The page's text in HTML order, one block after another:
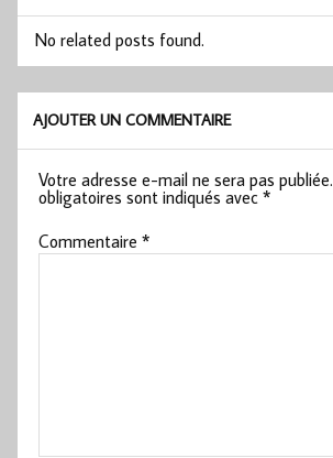
No related posts found.
AJOUTER UN COMMENTAIRE
Votre adresse e-mail ne sera pas publiée.
obligatoires sont indiqués avec*
Commentaire*